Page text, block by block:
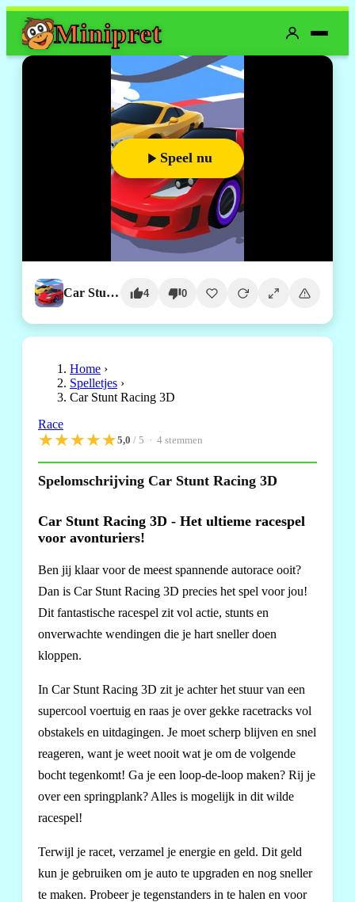
Minipret
Speel nu
Car Stunt Racing 3D 4 0
Home ›
Spelletjes ›
Car Stunt Racing 3D
Race
★★★★★5,0 / 5 · 4 stemmen
Spelomschrijving Car Stunt Racing 3D
Car Stunt Racing 3D - Het ultieme racespel
voor avonturiers!
Ben jij klaar voor de meest spannende autorace ooit?
Dan is Car Stunt Racing 3D precies het spel voor jou!
Dit fantastische racespel zit vol actie, stunts en
onverwachte wendingen die je hart sneller doen
kloppen.
In Car Stunt Racing 3D zit je achter het stuur van een
supercool voertuig en raas je over gekke racetracks vol
obstakels en uitdagingen. Je moet scherp blijven en snel
reageren, want je weet nooit wat je om de volgende
bocht tegenkomt! Ga je een loop-de-loop maken? Rij je
over een springplank? Alles is mogelijk in dit wilde
racespel!
Terwijl je racet, verzamel je energie en geld. Dit geld
kun je gebruiken om je auto te upgraden en nog sneller
te maken. Probeer je tegenstanders in te halen en voor